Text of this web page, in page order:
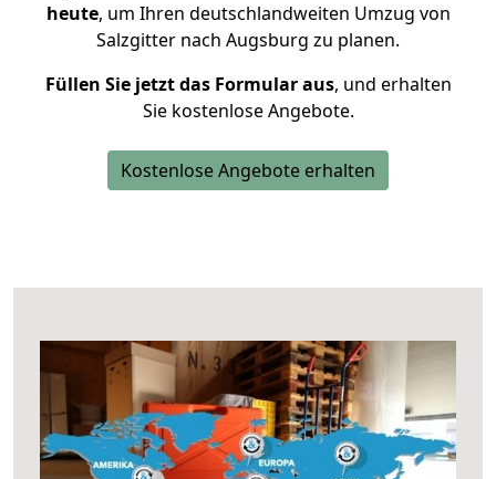
heute, um Ihren deutschlandweiten Umzug von
Salzgitter nach Augsburg zu planen.
Füllen Sie jetzt das Formular aus, und erhalten
Sie kostenlose Angebote.
Kostenlose Angebote erhalten